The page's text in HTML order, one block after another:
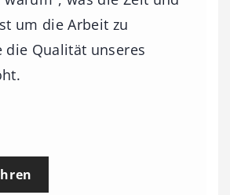
um die Arbeit zu
die Qualität unseres